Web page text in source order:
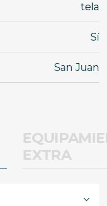
tela
Sí
San Juan
EXTRA